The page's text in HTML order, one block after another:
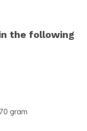
the following
gram